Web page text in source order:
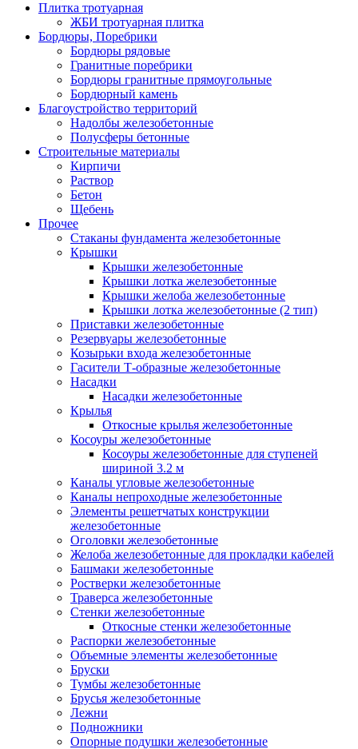
Плитка тротуарная
ЖБИ тротуарная плитка
Бордюры, Поребрики
Бордюры рядовые
Гранитные поребрики
Бордюры гранитные прямоугольные
Бордюрный камень
Благоустройство территорий
Надолбы железобетонные
Полусферы бетонные
Строительные материалы
Кирпичи
Раствор
Бетон
Щебень
Прочее
Стаканы фундамента железобетонные
Крышки
Крышки железобетонные
Крышки лотка железобетонные
Крышки желоба железобетонные
Крышки лотка железобетонные (2 тип)
Приставки железобетонные
Резервуары железобетонные
Козырьки входа железобетонные
Гасители Т-образные железобетонные
Насадки
Насадки железобетонные
Крылья
Откосные крылья железобетонные
Косоуры железобетонные
Косоуры железобетонные для ступеней
шириной 3.2 м
Каналы угловые железобетонные
Каналы непроходные железобетонные
Элементы решетчатых конструкции
железобетонные
Оголовки железобетонные
Желоба железобетонные для прокладки кабелей
Башмаки железобетонные
Ростверки железобетонные
Траверса железобетонные
Стенки железобетонные
Откосные стенки железобетонные
Распорки железобетонные
Объемные элементы железобетонные
Бруски
Тумбы железобетонные
Брусья железобетонные
Лежни
Подножники
Опорные подушки железобетонные